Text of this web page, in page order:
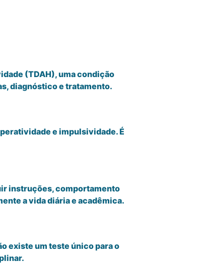
(TDAH), uma condição
diagnóstico e tratamento.
e impulsividade. É
instruções, comportamento
a vida diária e acadêmica.
existe um teste único para o